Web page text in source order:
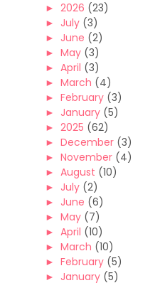
► 2026 (23)
► July (3)
► June (2)
► May (3)
► April (3)
► March (4)
► February (3)
► January (5)
► 2025 (62)
► December (3)
► November (4)
► August (10)
► July (2)
► June (6)
► May (7)
► April (10)
► March (10)
► February (5)
► January (5)